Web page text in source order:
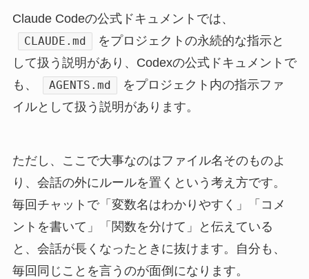
Claude Codeの公式ドキュメントでは、
CLAUDE.md
をプロジェクトの永続的な指示と
して扱う説明があり、Codexの公式ドキュメントで
も、
AGENTS.md
をプロジェクト内の指示ファ
イルとして扱う説明があります。
ただし、ここで大事なのはファイル名そのものよ
り、会話の外にルールを置くという考え方です。
毎回チャットで「変数名はわかりやすく」「コメ
ントを書いて」「関数を分けて」と伝えている
と、会話が長くなったときに抜けます。自分も、
毎回同じことを言うのが面倒になります。